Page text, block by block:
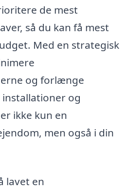
de mest
så du kan få mest
Med en strategisk
og forlænge
og
ikke kun en
men også i din
lavet en